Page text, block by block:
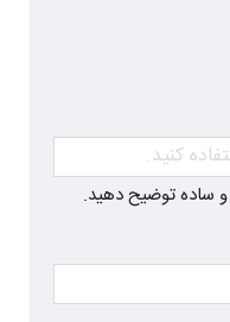
و ساده توضیح دهید.